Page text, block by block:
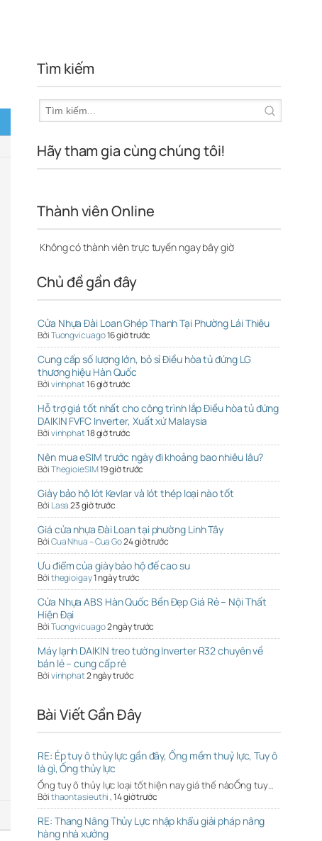
Tìm kiếm
Hãy tham gia cùng chúng tôi!
Thành viên Online
Không có thành viên trực tuyến ngay bây giờ
Chủ đề gần đây
Cửa Nhựa Đài Loan Ghép Thanh Tại Phường Lái Thiêu
BởiTuongvicuago16 giờ trước
Cung cấp số lượng lớn, bỏ sỉ Điều hòa tủ đứng LG
thương hiệu Hàn Quốc
Bởivinhphat16 giờ trước
Hỗ trợ giá tốt nhất cho công trình lắp Điều hòa tủ đứng
DAIKIN FVFC Inverter, Xuất xứ Malaysia
Bởivinhphat18 giờ trước
Nên mua eSIM trước ngày đi khoảng bao nhiêu lâu?
BởiThegioieSIM19 giờ trước
Giày bảo hộ lót Kevlar và lót thép loại nào tốt
Bởi Lasa23 giờ trước
Giá cửa nhựa Đài Loan tại phường Linh Tây
BởiCua Nhua – Cua Go24 giờ trước
Ưu điểm của giày bảo hộ đế cao su
Bởithegioigay1 ngày trước
Cửa Nhựa ABS Hàn Quốc Bền Đẹp Giá Rẻ – Nội Thất
Hiện Đại
BởiTuongvicuago2 ngày trước
Máy lạnh DAIKIN treo tường Inverter R32 chuyên về
bán lẻ – cung cấp rẻ
Bởivinhphat2 ngày trước
Bài Viết Gần Đây
RE: Ép tuy ô thủy lực gần đây, Ống mềm thuỷ lực, Tuy ô
là gì, Ống thủy lực
Ống tuy ô thủy lực loại tốt hiện nay giá thế nàoỐng tuy…
Bởithaontasieuthi,14 giờ trước
RE: Thang Nâng Thủy Lực nhập khẩu giải pháp nâng
hàng nhà xưởng